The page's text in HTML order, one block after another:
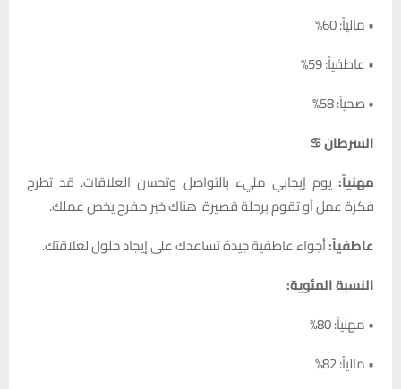
• مالياً: 60%
• عاطفياً: 59%
• صحياً: 58%
السرطان ♋
مهنياً: يوم إيجابي مليء بالتواصل وتحسن العلاقات. قد تطرح
فكرة عمل أو تقوم برحلة قصيرة. هناك خبر مفرح يخص عملك.
عاطفياً:أجواء عاطفية جيدة تساعدك على إيجاد حلول لعلاقتك.
النسبة المئوية:
• مهنياً: 80%
• مالياً: 82%